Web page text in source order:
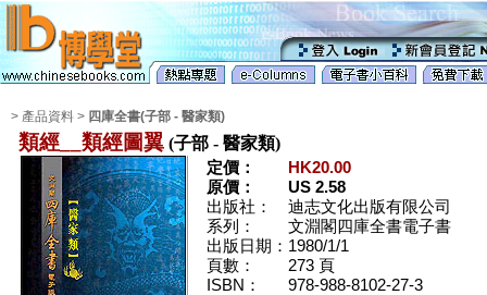
> 產品資料 > 四庫全書(子部 - 醫家類)
類經__類經圖翼 (子部 - 醫家類)
定價：
HK20.00
原價：
US 2.58
出版社：
迪志文化出版有限公司
系列：
文淵閣四庫全書電子書
出版日期： 1980/1/1
頁數：
273 頁
ISBN：
978-988-8102-27-3